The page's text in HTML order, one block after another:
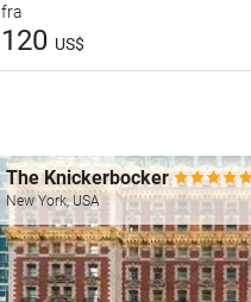
fra
120 US$
The Knickerbocker
New York, USA